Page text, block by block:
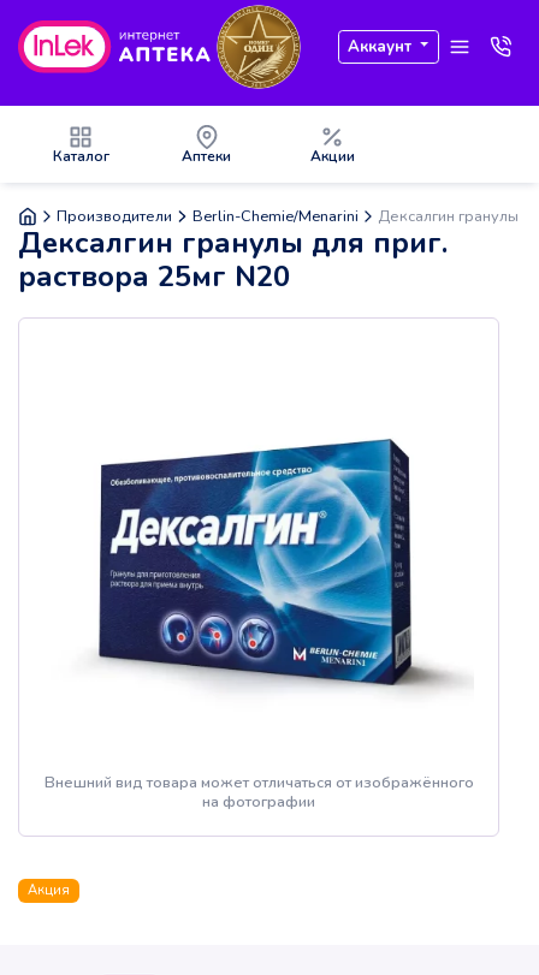
Аккаунт
Каталог Аптеки Акции
Производители Berlin-Chemie/Menarini Дексалгин гранулы
Дексалгин гранулы для приг.
раствора 25мг N20
Внешний вид товара может отличаться от изображённого
на фотографии
Акция